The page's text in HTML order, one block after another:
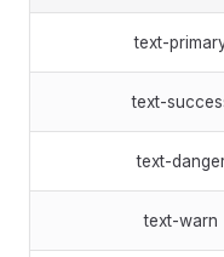
text-
text-
text-
text-warn